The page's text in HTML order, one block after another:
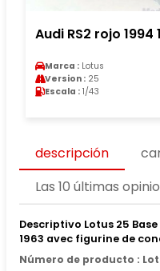
Audi RS2 rojo 1994
Marca : Lotus
Version : 25
Escala : 1/43
descripción
Las 10 últimas
Descriptivo Lotus 25
1963 avec figurine de
Número de producto :